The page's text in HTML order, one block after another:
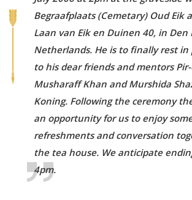
Begraafplaats (Cemetary) Oud Eik
Laan van Eik en Duinen 40, in Den
Netherlands. He is to finally rest in
to his dear friends and mentors
Musharaff Khan and Murshida
Koning. Following the ceremony
an opportunity for us to enjoy
refreshments and conversation
the tea house. We anticipate
4pm.